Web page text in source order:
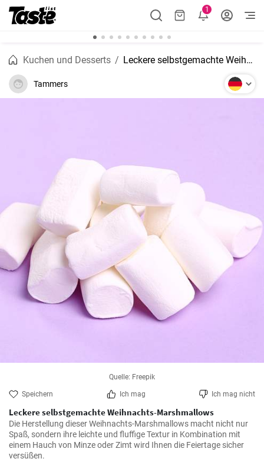
1
Kuchen und Desserts Leckere selbstgemachte Weihnachts-Marshmallows
Tammers
Quelle: Freepik
Speichern Ich mag Ich mag nicht
Leckere selbstgemachte Weihnachts-Marshmallows
Die Herstellung dieser Weihnachts-Marshmallows macht nicht nur
Spaß, sondern ihre leichte und fluffige Textur in Kombination mit
einem Hauch von Minze oder Zimt wird Ihnen die Feiertage sicher
versüßen.